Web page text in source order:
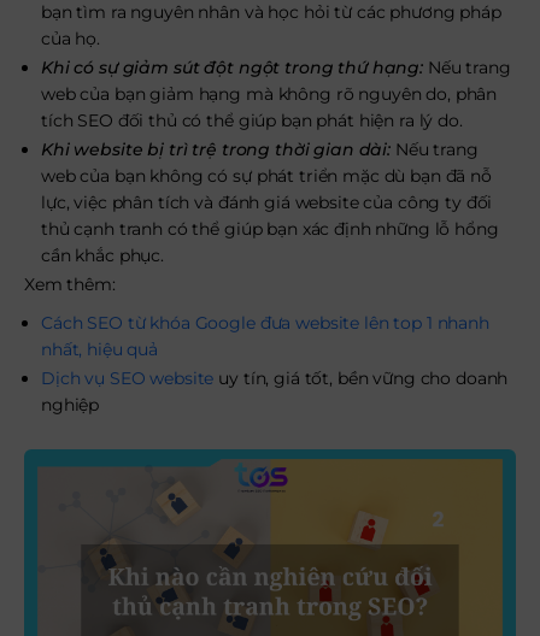
bạn tìm ra nguyên nhân và học hỏi từ các phương pháp
của họ.
Khi có sự giảm sút đột ngột trong thứ hạng:Nếu trang
web của bạn giảm hạng mà không rõ nguyên do, phân
tích SEO đối thủ có thể giúp bạn phát hiện ra lý do.
Khi website bị trì trệ trong thời gian dài: Nếu trang
web của bạn không có sự phát triển mặc dù bạn đã nỗ
lực, việc phân tích và đánh giá website của công ty đối
thủ cạnh tranh có thể giúp bạn xác định những lỗ hổng
cần khắc phục.
Xem thêm:
Cách SEO từ khóa Google đưa website lên top 1 nhanh
nhất, hiệu quả
Dịch vụ SEO website uy tín, giá tốt, bền vững cho doanh
nghiệp